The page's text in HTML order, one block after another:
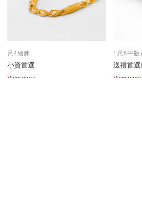
尺4細鍊
小資首選
View more
1尺6中版
送禮首
View more